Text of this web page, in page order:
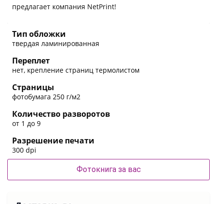
предлагает компания NetPrint!
Тип обложки
твердая ламинированная
Переплет
нет, крепление страниц термолистом
Страницы
фотобумага 250 г/м2
Количество разворотов
от 1 до 9
Разрешение печати
300 dpi
Фотокнига за вас